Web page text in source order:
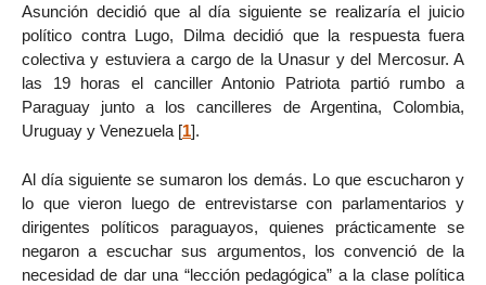
Asunción decidió que al día siguiente se realizaría el juicio
político contra Lugo, Dilma decidió que la respuesta fuera
colectiva y estuviera a cargo de la Unasur y del Mercosur. A
las 19 horas el canciller Antonio Patriota partió rumbo a
Paraguay junto a los cancilleres de Argentina, Colombia,
Uruguay y Venezuela [1].
Al día siguiente se sumaron los demás. Lo que escucharon y
lo que vieron luego de entrevistarse con parlamentarios y
dirigentes políticos paraguayos, quienes prácticamente se
negaron a escuchar sus argumentos, los convenció de la
necesidad de dar una “lección pedagógica” a la clase política